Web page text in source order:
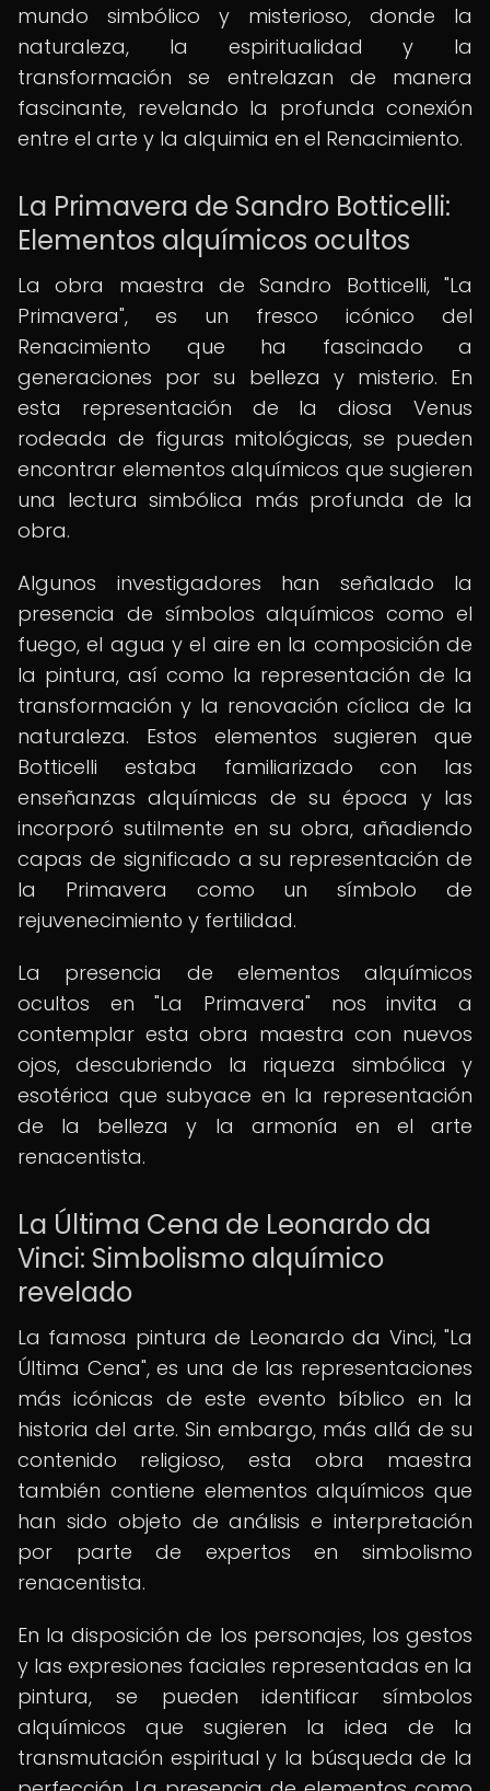
mundo simbólico y misterioso, donde la
naturaleza, la espiritualidad y la
transformación se entrelazan de manera
fascinante, revelando la profunda conexión
entre el arte y la alquimia en el Renacimiento.
La Primavera de Sandro Botticelli:
Elementos alquímicos ocultos
La obra maestra de Sandro Botticelli, "La
Primavera", es un fresco icónico del
Renacimiento que ha fascinado a
generaciones por su belleza y misterio. En
esta representación de la diosa Venus
rodeada de figuras mitológicas, se pueden
encontrar elementos alquímicos que sugieren
una lectura simbólica más profunda de la
obra.
Algunos investigadores han señalado la
presencia de símbolos alquímicos como el
fuego, el agua y el aire en la composición de
la pintura, así como la representación de la
transformación y la renovación cíclica de la
naturaleza. Estos elementos sugieren que
Botticelli estaba familiarizado con las
enseñanzas alquímicas de su época y las
incorporó sutilmente en su obra, añadiendo
capas de significado a su representación de
la Primavera como un símbolo de
rejuvenecimiento y fertilidad.
La presencia de elementos alquímicos
ocultos en "La Primavera" nos invita a
contemplar esta obra maestra con nuevos
ojos, descubriendo la riqueza simbólica y
esotérica que subyace en la representación
de la belleza y la armonía en el arte
renacentista.
La Última Cena de Leonardo da
Vinci: Simbolismo alquímico
revelado
La famosa pintura de Leonardo da Vinci, "La
Última Cena", es una de las representaciones
más icónicas de este evento bíblico en la
historia del arte. Sin embargo, más allá de su
contenido religioso, esta obra maestra
también contiene elementos alquímicos que
han sido objeto de análisis e interpretación
por parte de expertos en simbolismo
renacentista.
En la disposición de los personajes, los gestos
y las expresiones faciales representadas en la
pintura, se pueden identificar símbolos
alquímicos que sugieren la idea de la
transmutación espiritual y la búsqueda de la